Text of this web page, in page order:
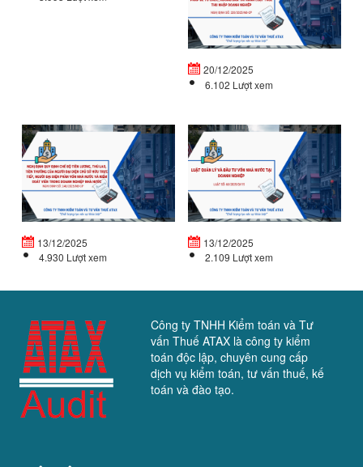
thành
lập
vào
20/12/2025
6.102 Lượt xem
NGHỊ
ĐỊNH
QUY
CHẾ
ĐỘ
13/12/2025
4.930 Lượt xem
13/12/2025
2.109 Lượt xem
Công ty TNHH Kiểm toán và Tư
vấn Thuế ATAX là công ty kiểm
toán độc lập, chuyên cung cấp
dịch vụ kiểm toán, tư vấn thuế, kế
toán và đào tạo.